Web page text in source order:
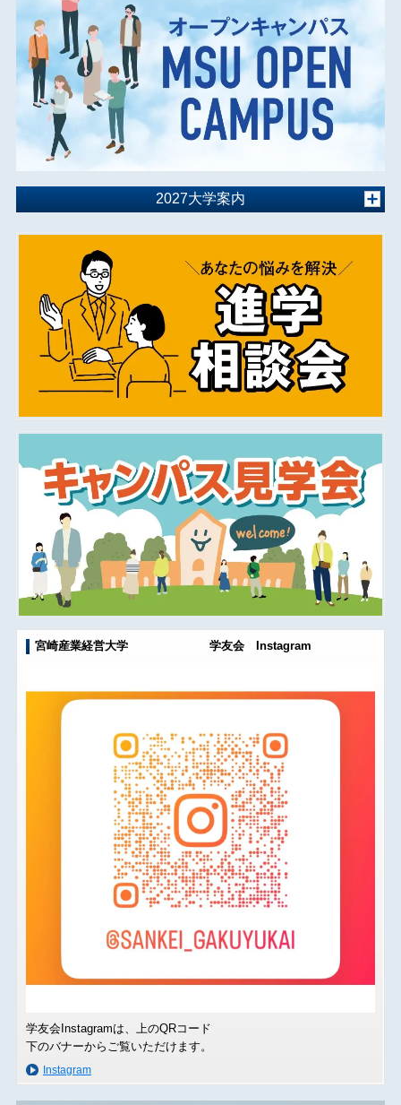
2027大学案内
宮崎産業経営大学 学友会 Instagram
学友会Instagramは、上のQRコード
下のバナーからご覧いただけます。
Instagram